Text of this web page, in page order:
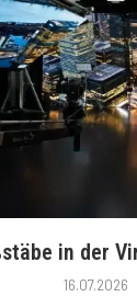
in der
16.07.2026